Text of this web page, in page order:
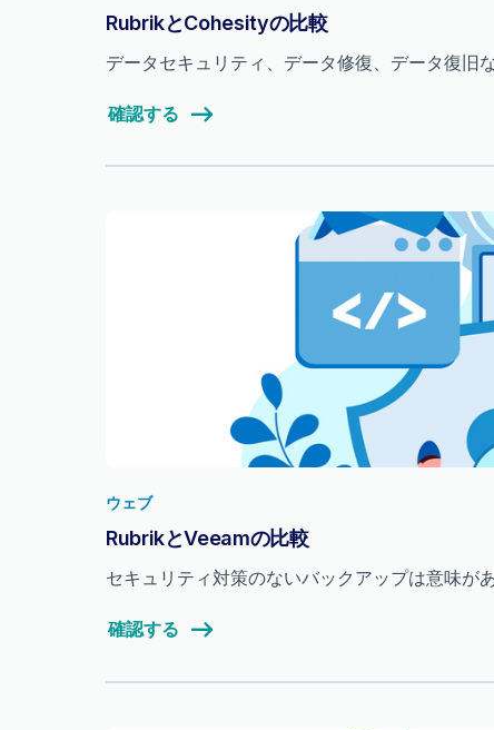
RubrikとCohesityの比較
データセキュリティ、データ修復、データ復
確認する
ウェブ
RubrikとVeeamの比較
セキュリティ対策のないバックアップは意味
確認する